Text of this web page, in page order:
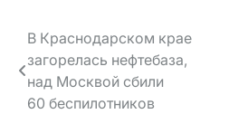
Навигация
по записям
В Краснодарском крае
загорелась нефтебаза,
над Москвой сбили
60 беспилотников